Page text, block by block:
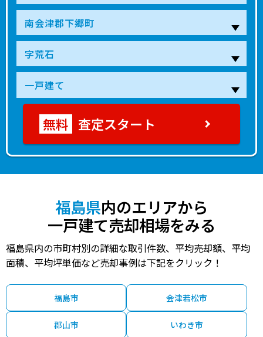
査定スタート
福島県内のエリアから
一戸建て売却相場をみる
福島県内の市町村別の詳細な取引件数、平均売却額、平均
面積、平均坪単価など売却事例は下記をクリック！
福島市 会津若松市
郡山市 いわき市